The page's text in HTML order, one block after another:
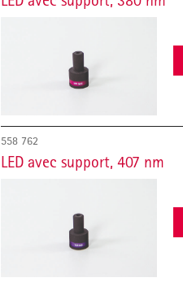
558 762
LED avec support, 407 nm